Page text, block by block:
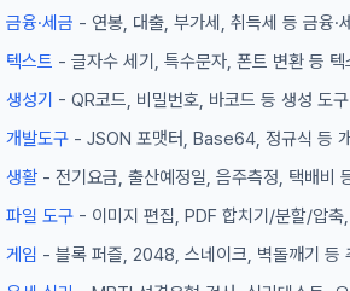
금융·세금 - 연봉, 대출, 부가세, 취득세 등 금융·
텍스트 - 글자수 세기, 특수문자, 폰트 변환 등 텍
생성기 - QR코드, 비밀번호, 바코드 등 생성 도구
개발도구 - JSON 포맷터, Base64, 정규식 등
생활 - 전기요금, 출산예정일, 음주측정, 택배비
파일 도구 - 이미지 편집, PDF 합치기/분할/압
게임 - 블록 퍼즐, 2048, 스네이크, 벽돌깨기 등